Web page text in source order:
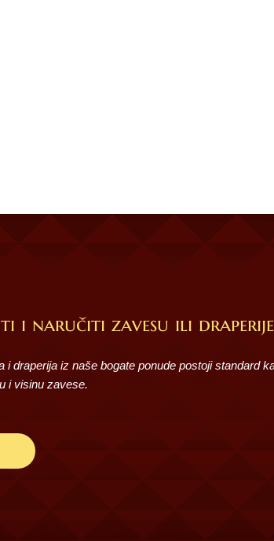
i naručiti zavesu ili
i draperija iz naše bogate ponude postoji standard
i visinu zavese.